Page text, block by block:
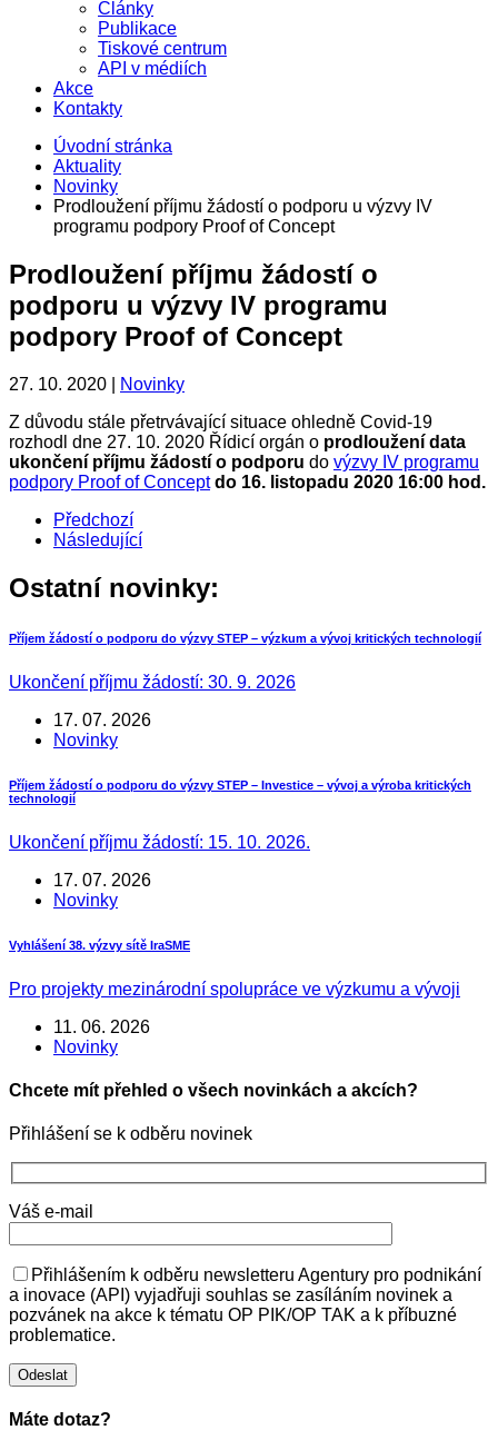
Články
Publikace
Tiskové centrum
API v médiích
Akce
Kontakty
Úvodní stránka
Aktuality
Novinky
Prodloužení příjmu žádostí o podporu u výzvy IV
programu podpory Proof of Concept
Prodloužení příjmu žádostí o
podporu u výzvy IV programu
podpory Proof of Concept
27. 10. 2020 |
Novinky
Z důvodu stále přetrvávající situace ohledně Covid-19
rozhodl dne 27. 10. 2020 Řídicí orgán o prodloužení data
ukončení příjmu žádostí o podporu do výzvy IV programu
podpory Proof of Concept do 16. listopadu 2020 16:00 hod.
Předchozí
Následující
Ostatní novinky:
Příjem žádostí o podporu do výzvy STEP – výzkum a vývoj kritických technologií
Ukončení příjmu žádostí: 30. 9. 2026
17. 07. 2026
Novinky
Příjem žádostí o podporu do výzvy STEP – Investice – vývoj a výroba kritických
technologií
Ukončení příjmu žádostí: 15. 10. 2026.
17. 07. 2026
Novinky
Vyhlášení 38. výzvy sítě IraSME
Pro projekty mezinárodní spolupráce ve výzkumu a vývoji
11. 06. 2026
Novinky
Chcete mít přehled o všech novinkách a akcích?
Přihlášení se k odběru novinek
Váš e-mail
Přihlášením k odběru newsletteru Agentury pro podnikání
a inovace (API) vyjadřuji souhlas se zasíláním novinek a
pozvánek na akce k tématu OP PIK/OP TAK a k příbuzné
problematice.
Máte dotaz?